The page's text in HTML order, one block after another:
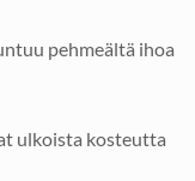
pehmeältä ihoa
ulkoista kosteutta